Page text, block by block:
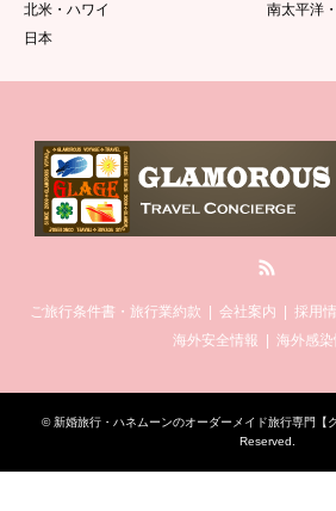
北米・ハワイ
南太平洋
日本
ご旅行条件書・旅行業約款 会社案内 採用
海外安全情報
海外感染
©新婚旅行・ハネムーンのオーダーメイド旅行専門【
Reserved.